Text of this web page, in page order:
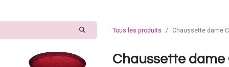
Tous les produits Chaussette dame
Chaussette dame